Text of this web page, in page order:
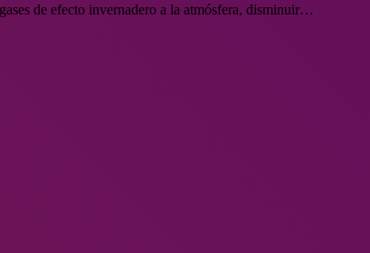
de efecto invernadero a la atmósfera, disminuir…